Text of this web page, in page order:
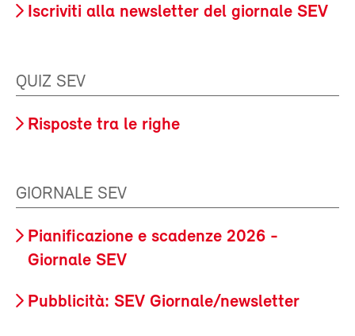
Iscriviti alla newsletter del giornale SEV
QUIZ SEV
Risposte tra le righe
GIORNALE SEV
Pianificazione e scadenze 2026 -
Giornale SEV
Pubblicità: SEV Giornale/newsletter